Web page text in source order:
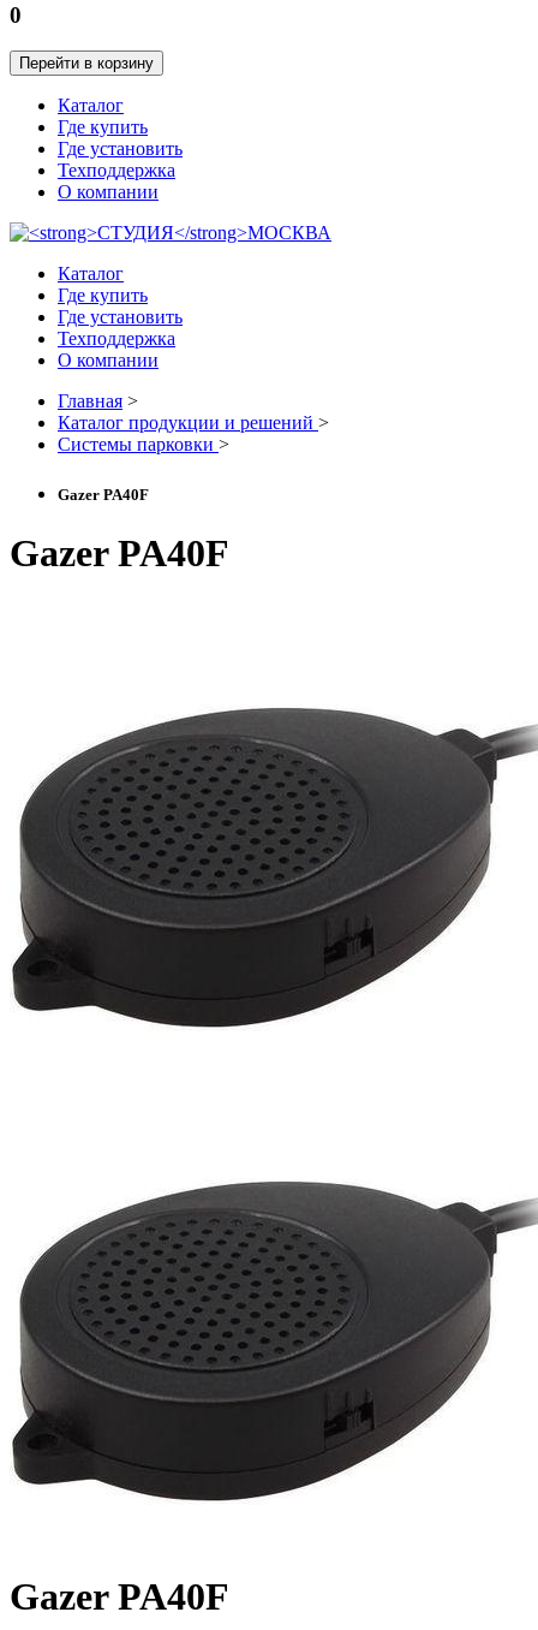
0
Перейти в корзину
Каталог
Где купить
Где установить
Техподдержка
О компании
Каталог
Где купить
Где установить
Техподдержка
О компании
Главная >
Каталог продукции и решений >
Системы парковки >
Gazer PA40F
Gazer PA40F
Gazer PA40F